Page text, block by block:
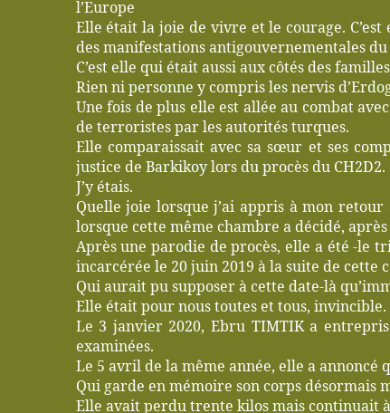
l’Europe
Elle était la joie de vivre et le courage.
des manifestations antigouvernementales du
C’est elle qui était aussi aux côtés des
Rien ni personne y compris les nervis
Une fois de plus elle est allée au combat
de terroristes par les autorités turques.
Elle comparaissait avec sa sœur et ses
justice de Barkikoy lors du procès du CH2D2.
J’y étais.
Quelle joie lorsque j’ai appris à mon
lorsque cette même chambre a décidé,
Après une parodie de procès, elle a été -le
incarcérée le 20 juin 2019 à la suite de cette
Qui aurait pu supposer à cette date-là
Elle était pour nous toutes et tous, invincible.
Le 3 janvier 2020, Ebru TIMTIK a
examinées.
Le 5 avril de la même année, elle a annoncé
Qui garde en mémoire son corps désormais
Elle avait perdu trente kilos mais continuait